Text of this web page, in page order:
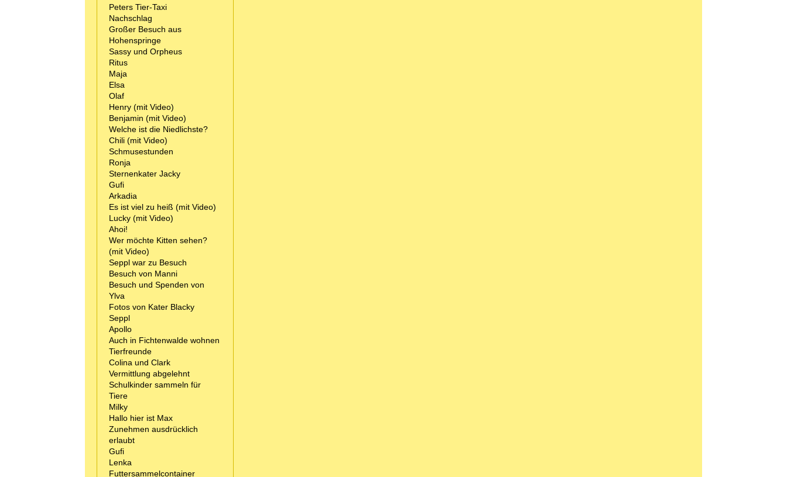
Peters Tier-Taxi
Nachschlag
Großer Besuch aus
Hohenspringe
Sassy und Orpheus
Ritus
Maja
Elsa
Olaf
Henry (mit Video)
Benjamin (mit Video)
Welche ist die Niedlichste?
Chili (mit Video)
Schmusestunden
Ronja
Sternenkater Jacky
Gufi
Arkadia
Es ist viel zu heiß (mit Video)
Lucky (mit Video)
Ahoi!
Wer möchte Kitten sehen?
(mit Video)
Seppl war zu Besuch
Besuch von Manni
Besuch und Spenden von
Ylva
Fotos von Kater Blacky
Seppl
Apollo
Auch in Fichtenwalde wohnen
Tierfreunde
Colina und Clark
Vermittlung abgelehnt
Schulkinder sammeln für
Tiere
Milky
Hallo hier ist Max
Zunehmen ausdrücklich
erlaubt
Gufi
Lenka
Futtersammelcontainer